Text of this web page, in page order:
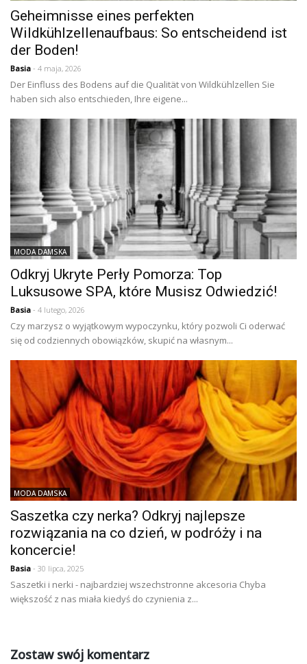
Geheimnisse eines perfekten
Wildkühlzellenaufbaus: So entscheidend ist
der Boden!
Basia - 4 maja, 2026
Der Einfluss des Bodens auf die Qualität von Wildkühlzellen Sie
haben sich also entschieden, Ihre eigene...
MODA DAMSKA
Odkryj Ukryte Perły Pomorza: Top
Luksusowe SPA, które Musisz Odwiedzić!
Basia - 4 lutego, 2026
Czy marzysz o wyjątkowym wypoczynku, który pozwoli Ci oderwać
się od codziennych obowiązków, skupić na własnym...
MODA DAMSKA
Saszetka czy nerka? Odkryj najlepsze
rozwiązania na co dzień, w podróży i na
koncercie!
Basia - 30 lipca, 2025
Saszetki i nerki - najbardziej wszechstronne akcesoria Chyba
większość z nas miała kiedyś do czynienia z...
Zostaw swój komentarz